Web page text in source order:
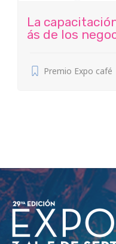
La
ás de los
Premio Expo café